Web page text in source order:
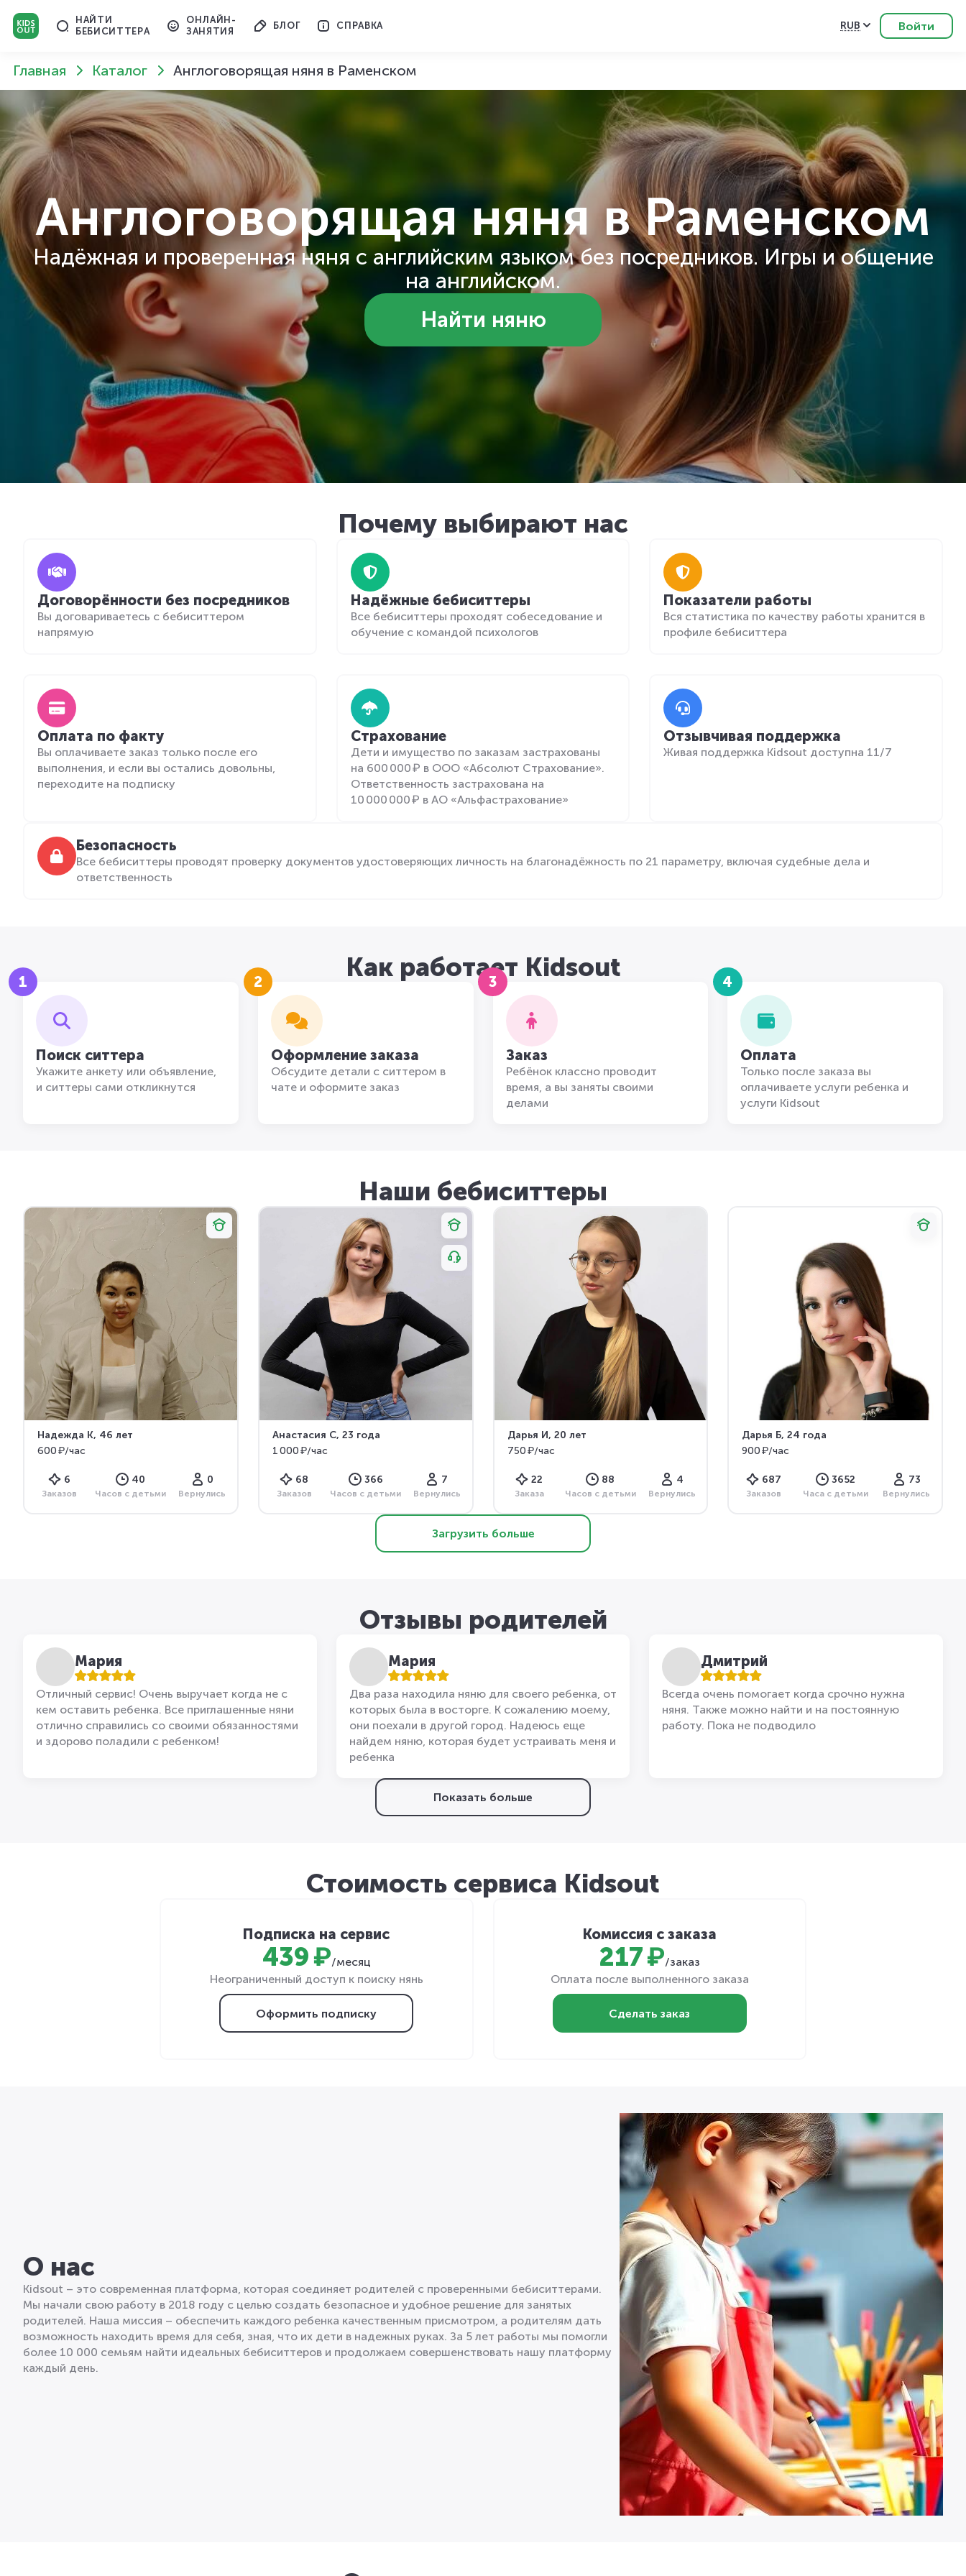
НАЙТИ
БЕБИСИТТЕРА
ОНЛАЙН-
ЗАНЯТИЯ
БЛОГ СПРАВКА RUB Войти
Главная Каталог Англоговорящая няня в Раменском
Англоговорящая няня в Раменском
Надёжная и проверенная няня с английским языком без посредников. Игры и общение
на английском.
Найти няню
Почему выбирают нас
Договорённости без посредников
Вы договариваетесь с бебиситтером
напрямую
Надёжные бебиситтеры
Все бебиситтеры проходят собеседование и
обучение с командой психологов
Показатели работы
Вся статистика по качеству работы хранится в
профиле бебиситтера
Оплата по факту
Вы оплачиваете заказ только после его
выполнения, и если вы остались довольны,
переходите на подписку
Страхование
Дети и имущество по заказам застрахованы
на 600 000 ₽ в ООО «Абсолют Страхование».
Ответственность застрахована на
10 000 000 ₽ в АО «Альфастрахование»
Отзывчивая поддержка
Живая поддержка Kidsout доступна 11/7
Безопасность
Все бебиситтеры проводят проверку документов удостоверяющих личность на благонадёжность по 21 параметру, включая судебные дела и
ответственность
Как работает Kidsout
1
Поиск ситтера
Укажите анкету или объявление,
и ситтеры сами откликнутся
2
Оформление заказа
Обсудите детали с ситтером в
чате и оформите заказ
3
Заказ
Ребёнок классно проводит
время, а вы заняты своими
делами
4
Оплата
Только после заказа вы
оплачиваете услуги ребенка и
услуги Kidsout
Наши бебиситтеры
Надежда К, 46 лет
600 ₽/час
6
Заказов
40
Часов с детьми
0
Вернулись
Анастасия С, 23 года
1 000 ₽/час
68
Заказов
366
Часов с детьми
7
Вернулись
Дарья И, 20 лет
750 ₽/час
22
Заказа
88
Часов с детьми
4
Вернулись
Дарья Б, 24 года
900 ₽/час
687
Заказов
3652
Часа с детьми
73
Вернулись
Загрузить больше
Отзывы родителей
Мария
Отличный сервис! Очень выручает когда не с
кем оставить ребенка. Все приглашенные няни
отлично справились со своими обязанностями
и здорово поладили с ребенком!
Мария
Два раза находила няню для своего ребенка, от
которых была в восторге. К сожалению моему,
они поехали в другой город. Надеюсь еще
найдем няню, которая будет устраивать меня и
ребенка
Дмитрий
Всегда очень помогает когда срочно нужна
няня. Также можно найти и на постоянную
работу. Пока не подводило
Показать больше
Стоимость сервиса Kidsout
Подписка на сервис
439 ₽/месяц
Неограниченный доступ к поиску нянь
Оформить подписку
Комиссия с заказа
217 ₽/заказ
Оплата после выполненного заказа
Сделать заказ
О нас
Kidsout – это современная платформа, которая соединяет родителей с проверенными бебиситтерами.
Мы начали свою работу в 2018 году с целью создать безопасное и удобное решение для занятых
родителей. Наша миссия – обеспечить каждого ребенка качественным присмотром, а родителям дать
возможность находить время для себя, зная, что их дети в надежных руках. За 5 лет работы мы помогли
более 10 000 семьям найти идеальных бебиситтеров и продолжаем совершенствовать нашу платформу
каждый день.